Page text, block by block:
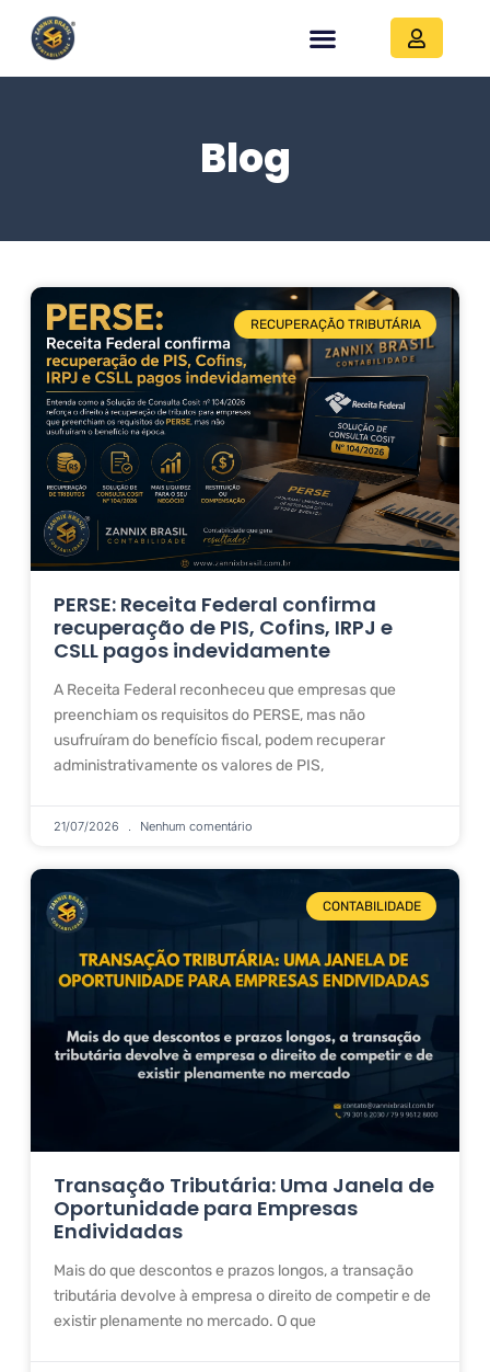
Blog
RECUPERAÇÃO TRIBUTÁRIA
PERSE: Receita Federal confirma
recuperação de PIS, Cofins, IRPJ e
CSLL pagos indevidamente
A Receita Federal reconheceu que empresas que
preenchiam os requisitos do PERSE, mas não
usufruíram do benefício fiscal, podem recuperar
administrativamente os valores de PIS,
21/07/2026 Nenhum comentário
CONTABILIDADE
Transação Tributária: Uma Janela de
Oportunidade para Empresas
Endividadas
Mais do que descontos e prazos longos, a transação
tributária devolve à empresa o direito de competir e de
existir plenamente no mercado. O que